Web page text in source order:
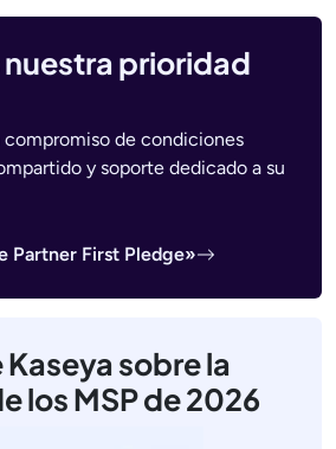
nuestra prioridad
compromiso de condiciones
y soporte dedicado a su
Partner First Pledge»
sobre la
los MSP de 2026